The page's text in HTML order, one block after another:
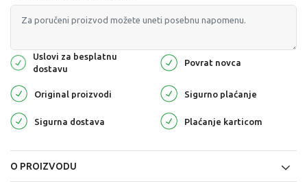
Uslovi za besplatnu
dostavu
Povrat novca
Original proizvodi Sigurno plaćanje
Sigurna dostava Plaćanje karticom
O PROIZVODU